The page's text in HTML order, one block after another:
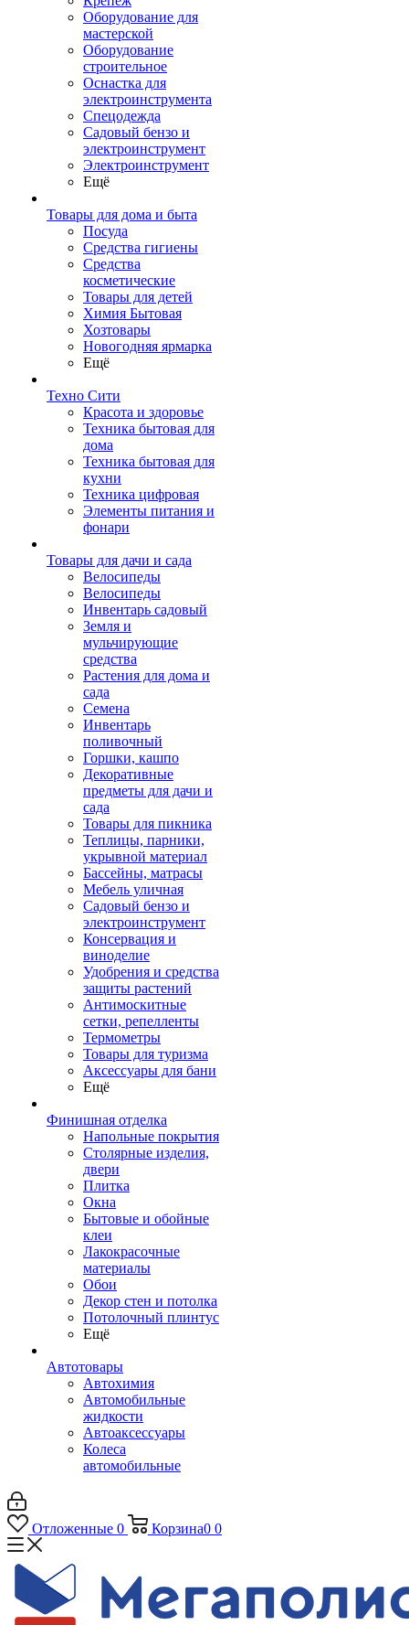
Оборудование для
мастерской
Оборудование
строительное
Оснастка для
электроинструмента
Спецодежда
Садовый бензо и
электроинструмент
Электроинструмент
Ещё
Товары для дома и быта
Посуда
Средства гигиены
Средства
косметические
Товары для детей
Химия Бытовая
Хозтовары
Новогодняя ярмарка
Ещё
Техно Сити
Красота и здоровье
Техника бытовая для
дома
Техника бытовая для
кухни
Техника цифровая
Элементы питания и
фонари
Товары для дачи и сада
Велосипеды
Велосипеды
Инвентарь садовый
Земля и
мульчирующие
средства
Растения для дома и
сада
Семена
Инвентарь
поливочный
Горшки, кашпо
Декоративные
предметы для дачи и
сада
Товары для пикника
Теплицы, парники,
укрывной материал
Бассейны, матрасы
Мебель уличная
Садовый бензо и
электроинструмент
Консервация и
виноделие
Удобрения и средства
защиты растений
Антимоскитные
сетки, репелленты
Термометры
Товары для туризма
Аксессуары для бани
Ещё
Финишная отделка
Напольные покрытия
Столярные изделия,
двери
Плитка
Окна
Бытовые и обойные
клеи
Лакокрасочные
материалы
Обои
Декор стен и потолка
Потолочный плинтус
Ещё
Автотовары
Автохимия
Автомобильные
жидкости
Автоаксессуары
Колеса
автомобильные
Отложенные 0 Корзина0 0